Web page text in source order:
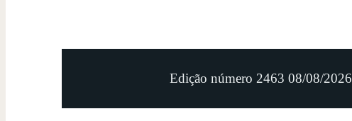
Edição número 2463 08/08/2026